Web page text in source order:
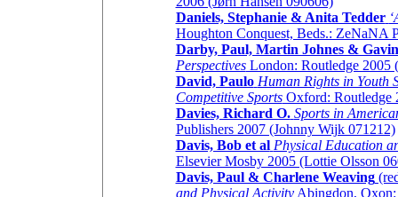
Daniels, Stephanie & Anita Tedder
Houghton Conquest, Beds.: ZeNaNA
Darby, Paul, Martin Johnes &
PerspectivesLondon: Routledge 2005
David, Paulo Human Rights in Youth
Competitive SportsOxford: Routledge
Davies, Richard O. Sports in
Publishers 2007 (Johnny Wijk 071212)
Davis, Bob et al Physical Education
Elsevier Mosby 2005 (Lottie Olsson
Davis, Paul & Charlene Weaving
and Physical ActivityAbingdon, Oxon: